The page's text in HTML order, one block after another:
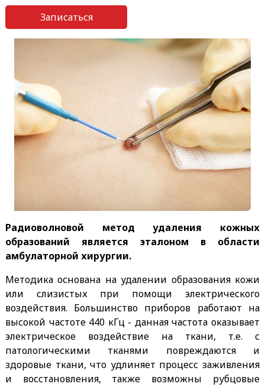
Записаться
Радиоволновой метод удаления кожных
образований является эталоном в области
амбулаторной хирургии.
Методика основана на удалении образования кожи
или слизистых при помощи электрического
воздействия. Большинство приборов работают на
высокой частоте 440 кГц - данная частота оказывает
электрическое воздействие на ткани, т.е. с
патологическими тканями повреждаются и
здоровые ткани, что удлиняет процесс заживления
и восстановления, также возможны рубцовые